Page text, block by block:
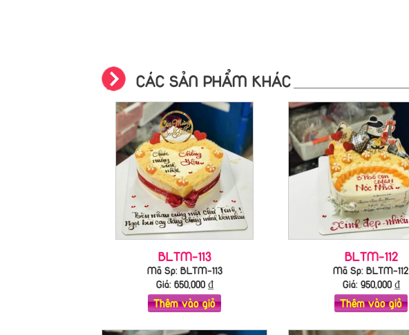
CÁC SẢN PHẨM KHÁC
BLTM-113
Mã Sp: BLTM-113
Giá: 650,000₫
Thêm vào giỏ
BLTM-112
Mã Sp: BLTM-112
Giá: 950,000₫
Thêm vào giỏ